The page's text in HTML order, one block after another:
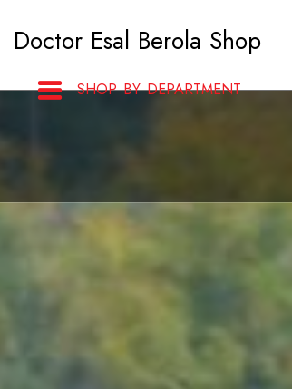
Doctor Esal Berola Shop
SHOP BY DEPARTMENT